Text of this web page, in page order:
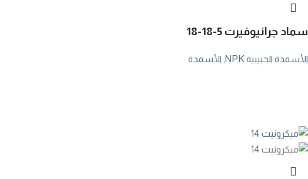
سماد جرانيوفيرت 18-18-5
الأسمدة الحبيبية NPK الأسمدة